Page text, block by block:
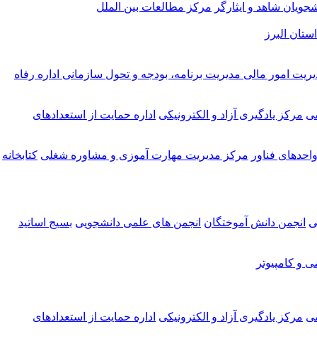
شاهد و ایثارگر مرکز مطالعات بین الملل
البرز
امور مالی مدیریت برنامه، بودجه و تحول سازمانی اداره رفاه
مرکز یادگیری آزاد و الکترونیکی اداره حمایت از استعدادهای
فناور مرکز مدیریت مهارت آموزی و مشاوره شغلی کتابخانه
انجمن دانش آموختگان انجمن های علمی دانشجویی بسیج اساتید
و کامپیوتر
مرکز یادگیری آزاد و الکترونیکی اداره حمایت از استعدادهای